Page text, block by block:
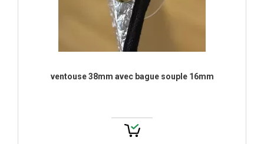
ventouse 38mm avec bague souple 16mm